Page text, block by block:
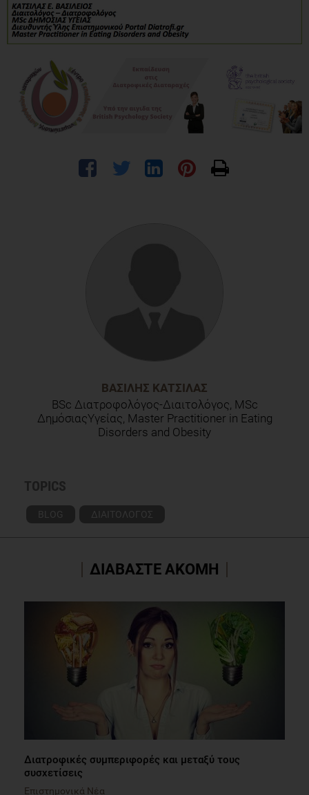
ΒΑΣΊΛΗΣ ΚΑΤΣΊΛΑΣ
BSc Διατροφολόγος-Διαιτολόγος, MSc
ΔημόσιαςΥγείας, Master Practitioner in Eating
Disorders and Obesity
TOPICS
BLOG ΔΙΑΙΤΟΛΟΓΟΣ
ΔΙΑΒΑΣΤΕ ΑΚΟΜΗ
Διατροφικές συμπεριφορές και μεταξύ τους
συσχετίσεις
Επιστημονικά Νέα